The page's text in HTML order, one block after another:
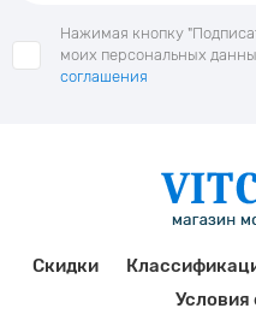
Нажимая кнопку
моих персональных
соглашения
Скидки
Условия